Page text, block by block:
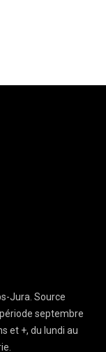
Jura. Source
septembre
et +, du lundi au